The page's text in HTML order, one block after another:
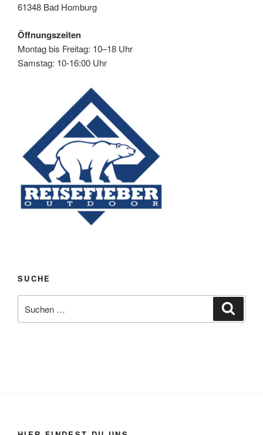
61348 Bad Homburg
Öffnungszeiten
Montag bis Freitag: 10–18 Uhr
Samstag: 10-16:00 Uhr
SUCHE
nach: